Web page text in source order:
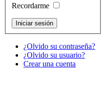
Recordarme
¿Olvido su contraseña?
¿Olvido su usuario?
Crear una cuenta